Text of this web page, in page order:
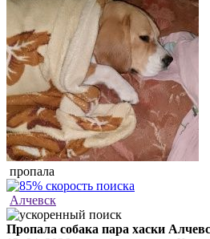
пропала
Алчевск
Пропала собака пара хаски